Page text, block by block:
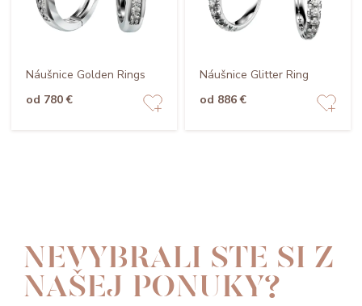
Náušnice Golden Rings
od 780 €
Náušnice Glitter Ring
od 886 €
NEVYBRALI STE SI Z
NAŠEJ PONUKY?